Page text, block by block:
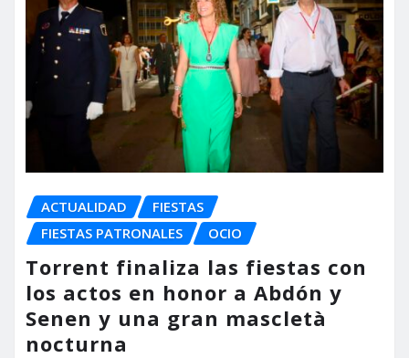
ACTUALIDAD
FIESTAS
FIESTAS PATRONALES
OCIO
Torrent finaliza las fiestas con
los actos en honor a Abdón y
Senen y una gran mascletà
nocturna